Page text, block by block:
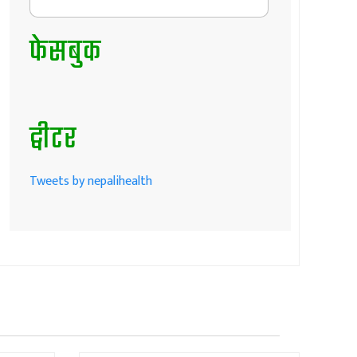
फेसबुक
ट्वीटर
Tweets by nepalihealth